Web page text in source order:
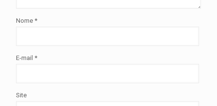
Nome *
E-mail *
Site